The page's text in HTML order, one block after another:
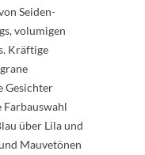
Seiden-
volumigen
Kräftige
Gesichter
über Lila und
Mauvetönen